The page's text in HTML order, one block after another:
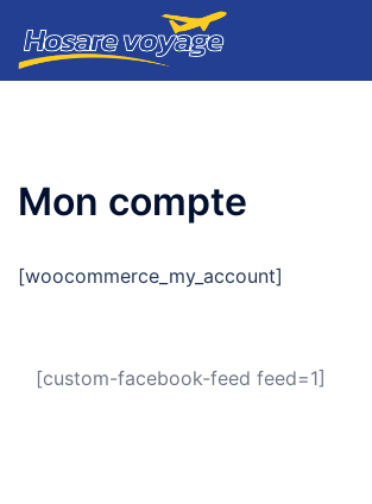
Mon compte
[woocommerce_my_account]
[custom-facebook-feed feed=1]